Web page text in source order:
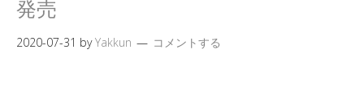
発売
2020-07-31 byYakkun コメントする